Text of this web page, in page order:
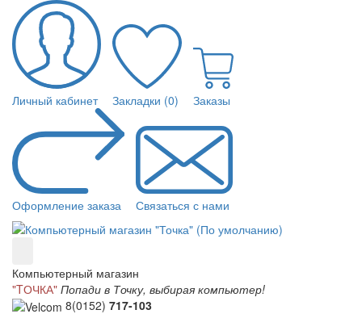
Личный кабинет Закладки (0) Заказы
Оформление заказа Связаться с нами
Компьютерный магазин
"TОЧКА" Попади в Точку, выбирая компьютер!
8(0152) 717-103